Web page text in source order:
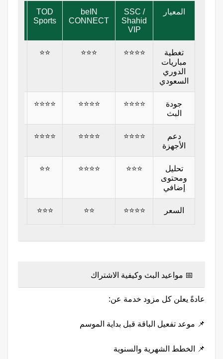
المعيار
SSC /
Shahid
VIP
beIN
CONNECT
TOD
Sports
تغطية
مباريات
الدوري
السعودي
⭐⭐⭐⭐
⭐⭐⭐
⭐⭐
جودة
البث
⭐⭐⭐⭐
⭐⭐⭐⭐
⭐⭐⭐⭐
دعم
الأجهزة
⭐⭐⭐⭐
⭐⭐⭐⭐
⭐⭐⭐⭐
تحليل
ومحتوى
إضافي
⭐⭐⭐
⭐⭐⭐⭐
⭐⭐
السعر ⭐⭐⭐⭐
⭐⭐
⭐⭐⭐
📅 مواعيد البث وكيفية الاشتراك
عادةً يعلن كل مزود خدمة عن:
📌 موعد تفعيل الباقة قبل بداية الموسم
📌 الخطط الشهرية والسنوية